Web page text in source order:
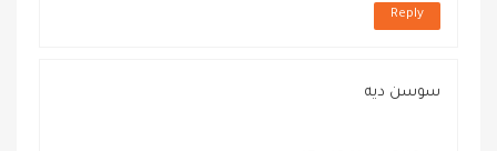
Reply
سوسن ديه